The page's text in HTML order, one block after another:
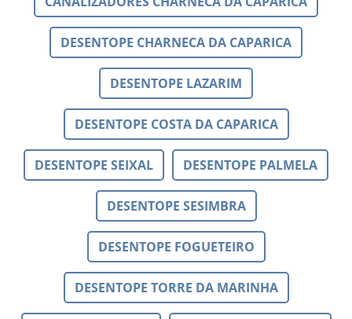
DESENTOPE CHARNECA DA CAPARICA
DESENTOPE LAZARIM
DESENTOPE COSTA DA CAPARICA
DESENTOPE SEIXAL DESENTOPE PALMELA
DESENTOPE SESIMBRA
DESENTOPE FOGUETEIRO
DESENTOPE TORRE DA MARINHA